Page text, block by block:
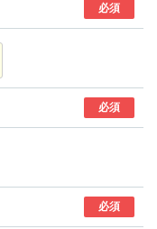
必須
必須
必須